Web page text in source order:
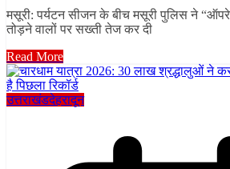
Share
मसूरी: पर्यटन सीजन के बीच मसूरी पुलिस ने
तोड़ने वालों पर सख्ती तेज कर दी
Read More
उत्तराखंडदेहरादून